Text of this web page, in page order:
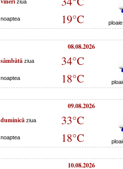
ziua
noaptea 19°C
08.08.2026
sâmbătă ziua 34°C
noaptea 18°C
09.08.2026
duminică ziua 33°C
noaptea 18°C
10.08.2026